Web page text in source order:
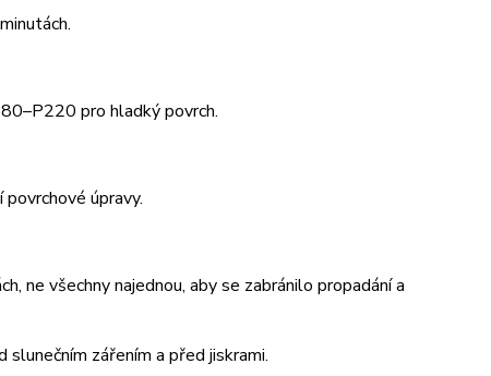
pro hladký povrch.
úpravy.
ne všechny najednou, aby se zabránilo propadání a
zářením a před jiskrami.